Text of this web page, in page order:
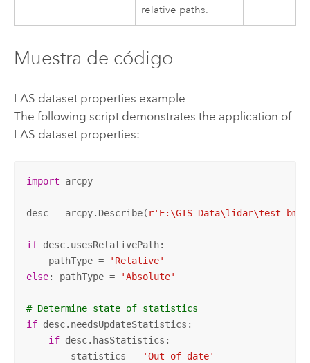
relative paths.
Muestra de código
LAS dataset properties example
The following script demonstrates the application of
LAS dataset properties:
import arcpy
desc = arcpy.Describe(
if desc.usesRelativePath:
    pathType =
'Relative'
else: pathType = 'Absolute'
# Determine state of statistics
if desc.needsUpdateStatistics:
if desc.hasStatistics:
        statistics =
'Out-of-date'